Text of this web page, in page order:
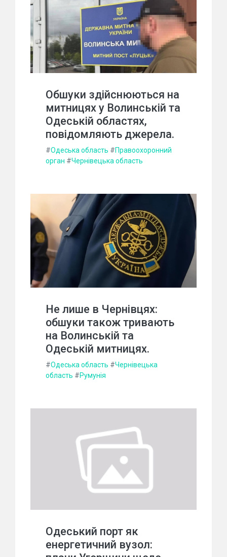
Обшуки здійснюються на
митницях у Волинській та
Одеській областях,
повідомляють джерела.
#Одеська область #Правоохоронний
орган #Чернівецька область
Не лише в Чернівцях:
обшуки також тривають
на Волинській та
Одеській митницях.
#Одеська область #Чернівецька
область #Румунія
Одеський порт як
енергетичний вузол: